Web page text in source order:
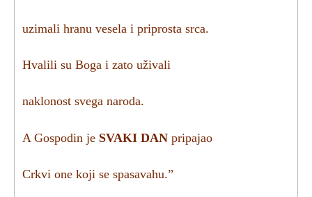
uzimali hranu vesela i priprosta srca.
Hvalili su Boga i zato uživali
naklonost svega naroda.
A Gospodin je SVAKI DAN pripajao
Crkvi one koji se spasavahu.”